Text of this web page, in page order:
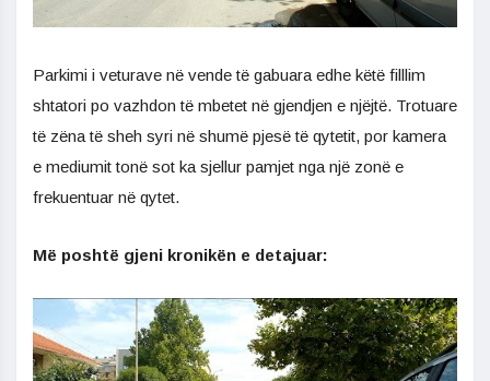
Parkimi i veturave në vende të gabuara edhe këtë filllim
shtatori po vazhdon të mbetet në gjendjen e njëjtë. Trotuare
të zëna të sheh syri në shumë pjesë të qytetit, por kamera
e mediumit tonë sot ka sjellur pamjet nga një zonë e
frekuentuar në qytet.
Më poshtë gjeni kronikën e detajuar: